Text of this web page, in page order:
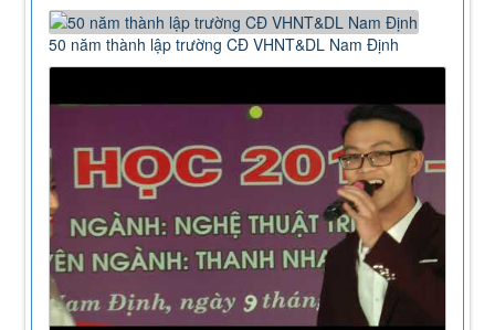
50 năm thành lập trường CĐ VHNT&DL Nam Định